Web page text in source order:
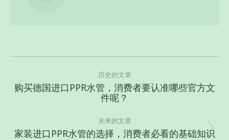
章
导
历史的文章
历
史
的
购买德国进口PPR水管，消费者要认准哪些官方文
件呢？
未来的文章
家装进口PPR水管的选择，消费者必看的基础知识